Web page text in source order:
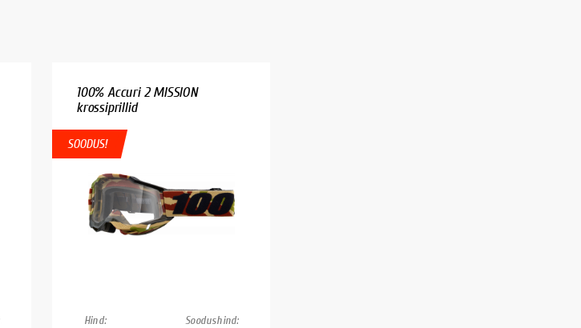
100% Accuri 2 MISSION
krossiprillid
SOODUS!
Hind: Soodushind: